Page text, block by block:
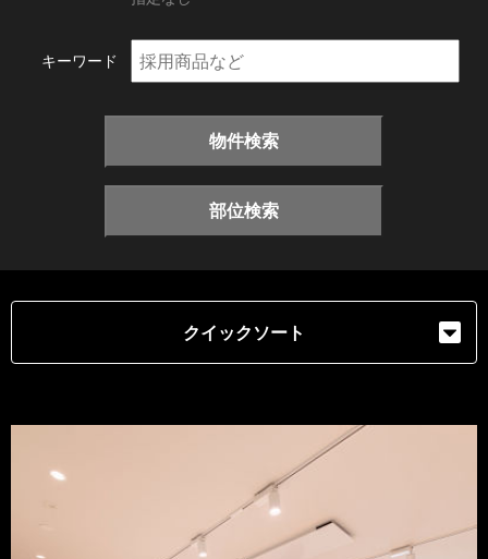
キーワード
物件検索
部位検索
クイックソート